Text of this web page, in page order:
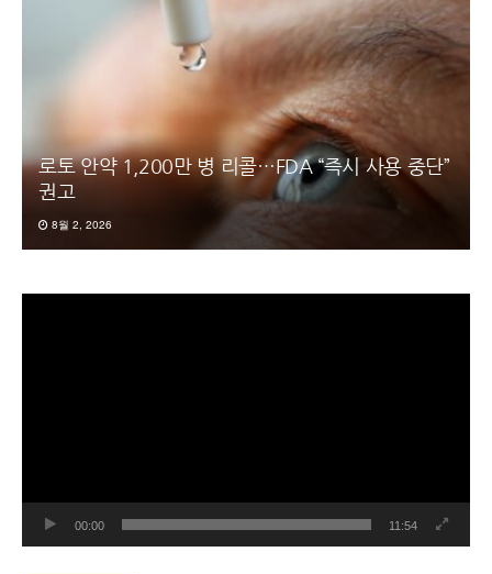
로토 안약 1,200만 병 리콜…FDA “즉시 사용 중단”
권고
8월 2, 2026
00:00 11:54